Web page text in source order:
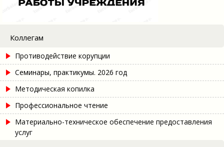
Коллегам
Противодействие корупции
Семинары, практикумы. 2026 год
Методическая копилка
Профессиональное чтение
Материально-техническое обеспечение предоставления
услуг